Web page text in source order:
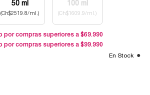
Selected
50 ml
(Ch$2519.8/ml.)
, 2 of 3 Selected
The product
100 ml
(Ch$1609.9/ml.)
, 3 of 3
por compras superiores a $69.990
por compras superiores a $99.990
En Stock